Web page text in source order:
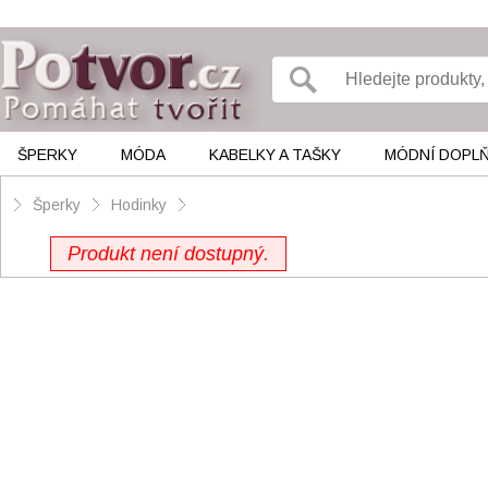
ŠPERKY MÓDA KABELKY A TAŠKY MÓDNÍ
Šperky Hodinky
Produkt není dostupný.